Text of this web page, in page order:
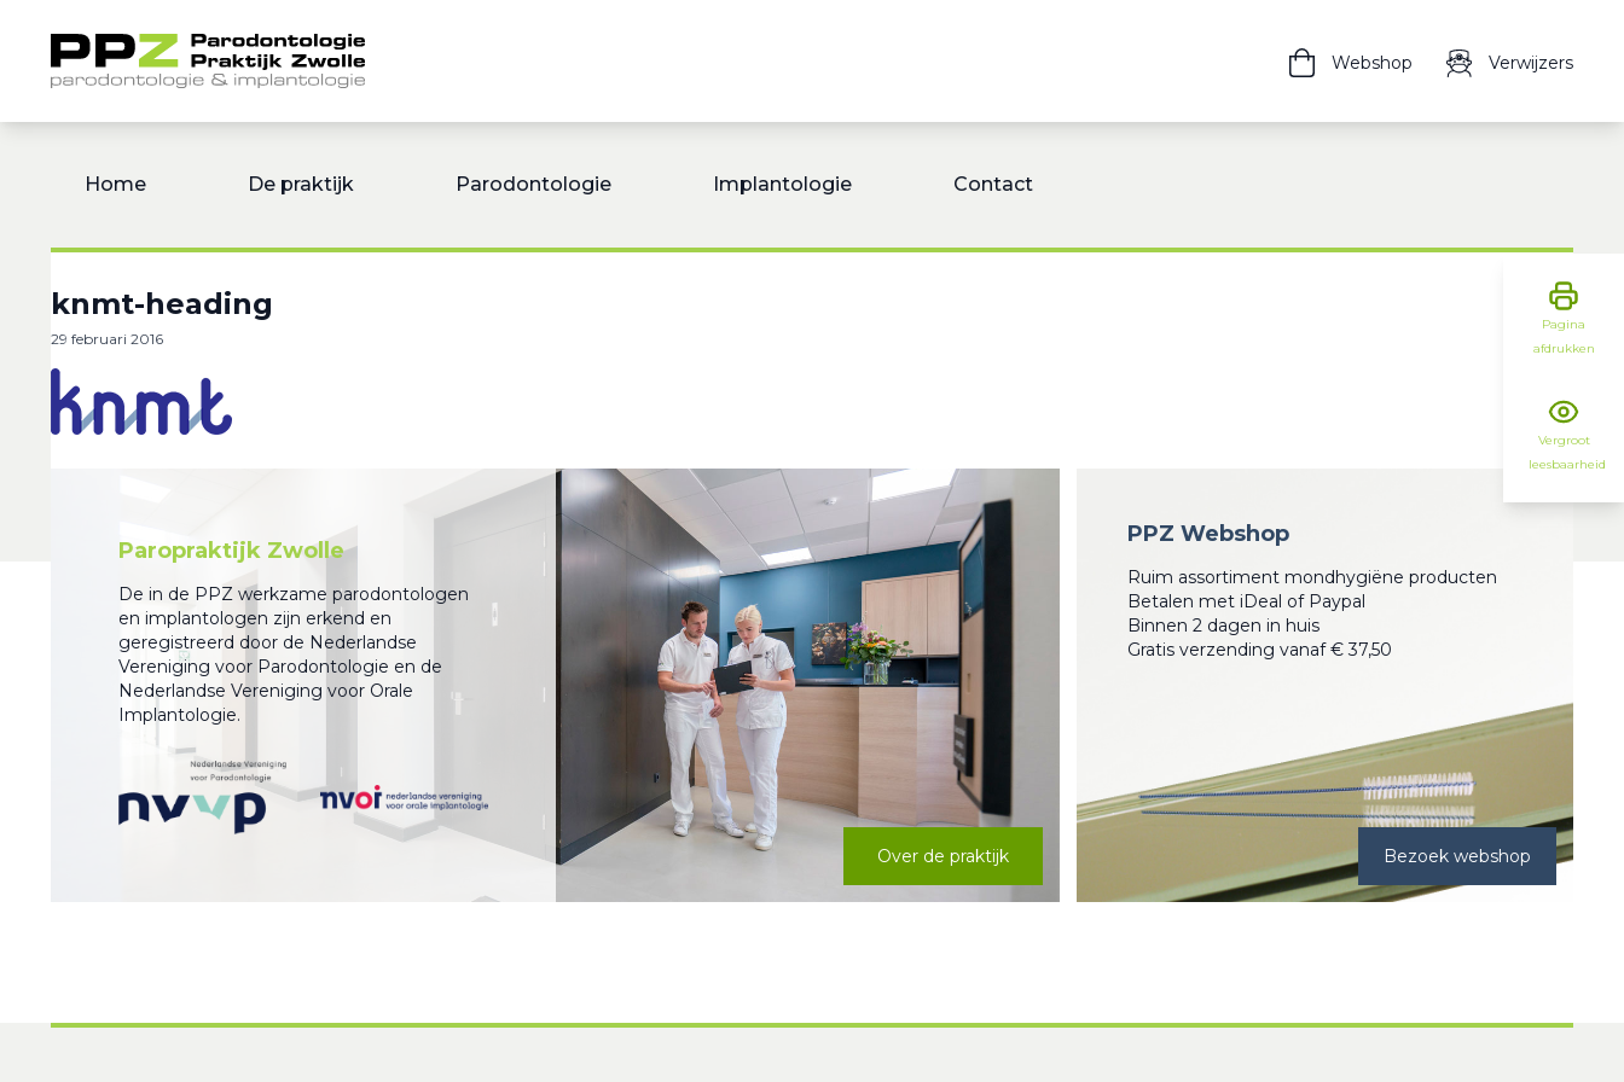
Webshop Verwijzers
Home De praktijk Parodontologie Implantologie Contact
knmt-heading
29 februari 2016
Paropraktijk Zwolle
De in de PPZ werkzame parodontologen
en implantologen zijn erkend en
geregistreerd door de Nederlandse
Vereniging voor Parodontologie en de
Nederlandse Vereniging voor Orale
Implantologie.
Over de praktijk
PPZ Webshop
Ruim assortiment mondhygiëne producten
Betalen met iDeal of Paypal
Binnen 2 dagen in huis
Gratis verzending vanaf € 37,50
Bezoek webshop
Pagina
afdrukken
Vergroot
leesbaarheid